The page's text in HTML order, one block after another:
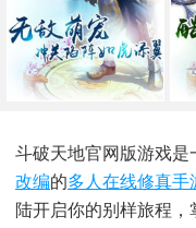
斗破天地官网版游戏是
改编的多人在线修真手
陆开启你的别样旅程